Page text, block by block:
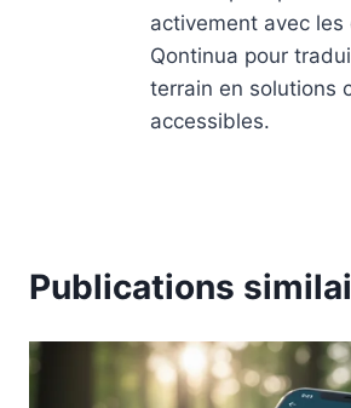
activement avec les
Qontinua pour
terrain en solutions
accessibles.
Publications